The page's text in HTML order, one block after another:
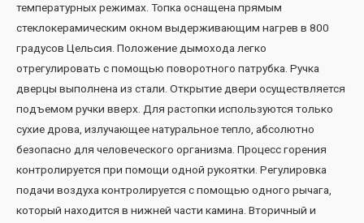
температурных режимах. Топка оснащена прямым
стеклокерамическим окном выдерживающим нагрев в 800
градусов Цельсия. Положение дымохода легко
отрегулировать с помощью поворотного патрубка. Ручка
дверцы выполнена из стали. Открытие двери осуществляется
подъемом ручки вверх. Для растопки используются только
сухие дрова, излучающее натуральное тепло, абсолютно
безопасно для человеческого организма. Процесс горения
контролируется при помощи одной рукоятки. Регулировка
подачи воздуха контролируется с помощью одного рычага,
который находится в нижней части камина. Вторичный и